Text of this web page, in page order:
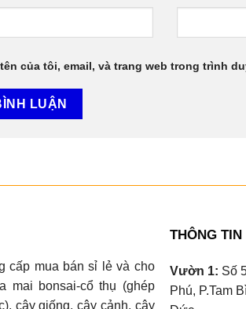
của tôi, email, và trang web trong trình
cấp mua bán sỉ lẻ và cho
mai bonsai-cổ thụ (ghép
cây giống, cây cảnh, cây
THÔNG
Vườn 1: Số
Phú, P.Tam